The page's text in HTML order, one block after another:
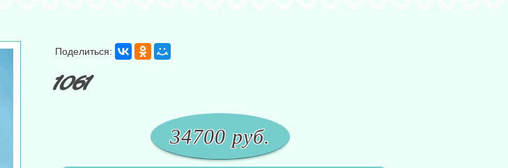
Поделиться:
1061
34700 руб.